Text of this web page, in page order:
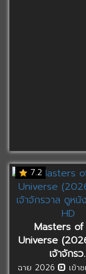
7.2
Masters
Universe
เจ้าจักรว
ฉาย 2026 เข้า